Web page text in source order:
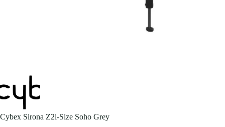
Cybex Sirona Z2i-Size Soho Grey